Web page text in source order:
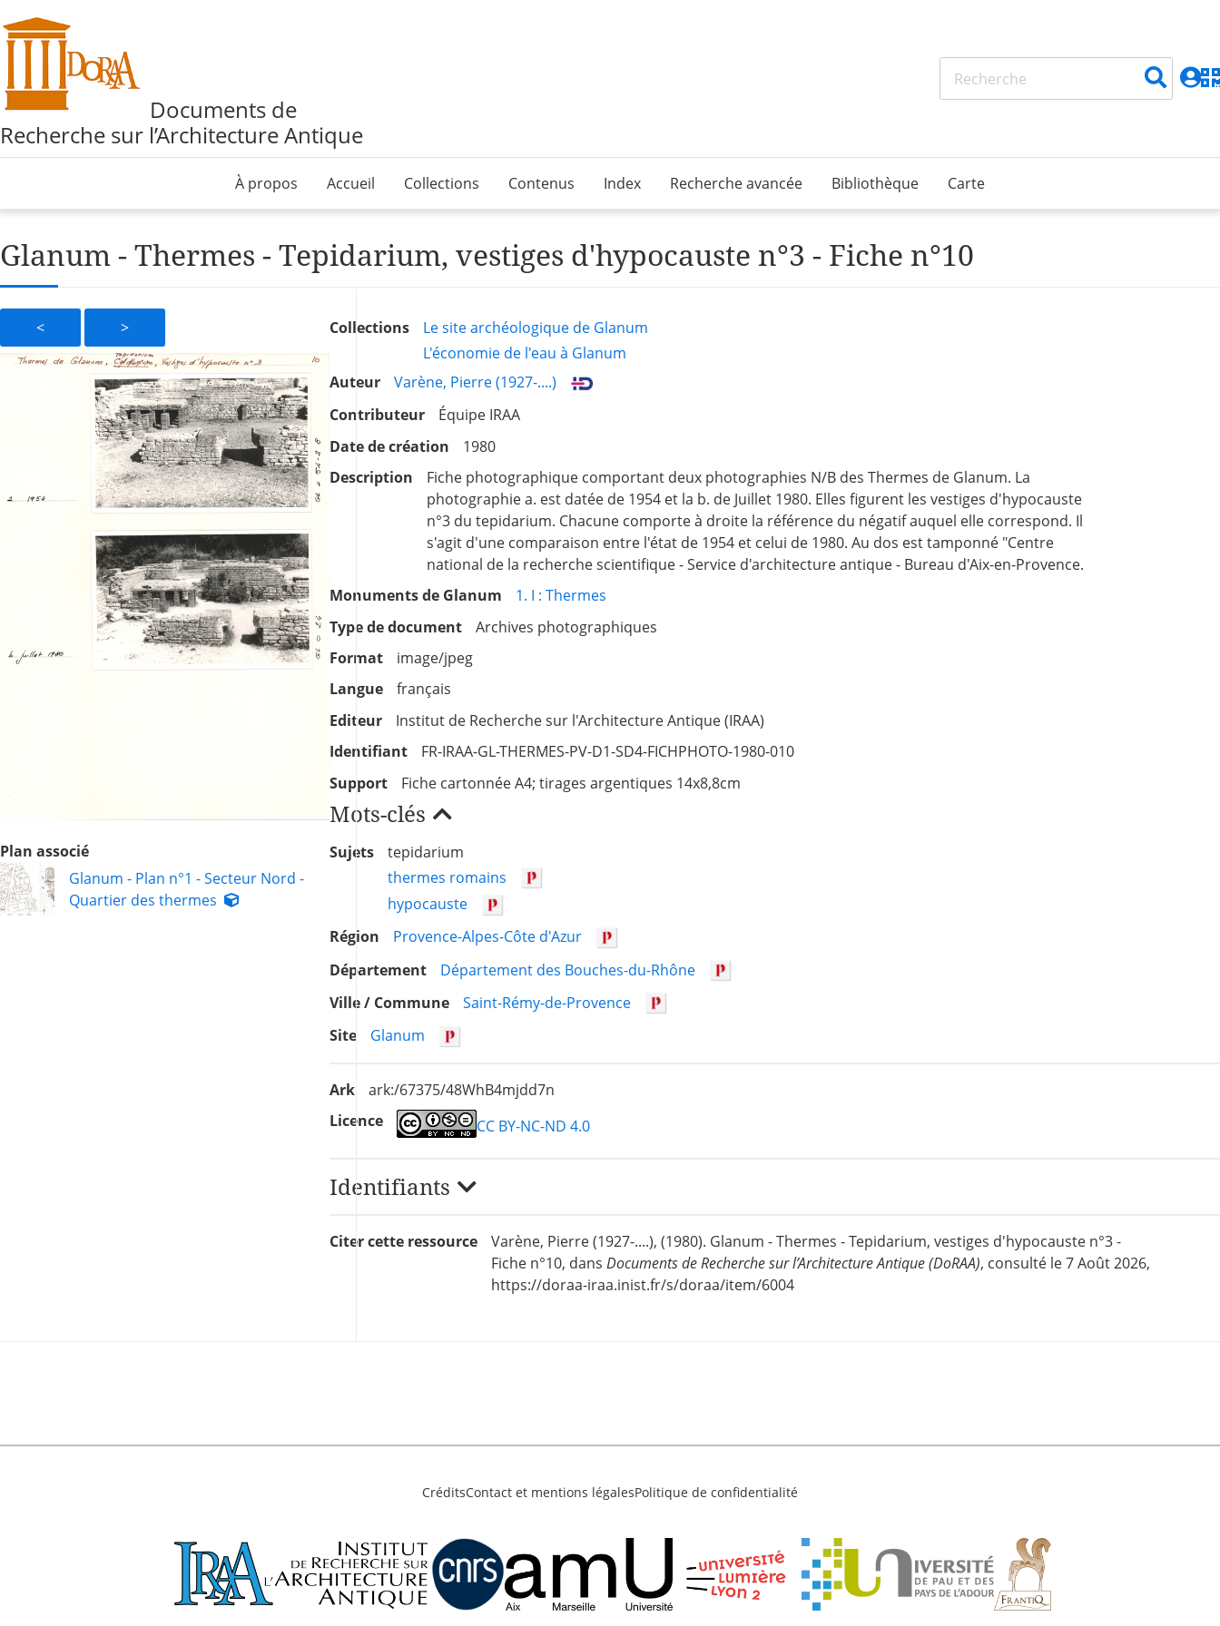
Documents de
Recherche sur l’Architecture Antique
À propos Accueil Collections Contenus Index Recherche avancée Bibliothèque Carte
Glanum - Thermes - Tepidarium, vestiges d'hypocauste n°3 - Fiche n°10
< >
Plan associé
Glanum - Plan n°1 - Secteur Nord -
Quartier des thermes
Collections
Le site archéologique de Glanum
L'économie de l'eau à Glanum
Auteur
Varène, Pierre (1927-....)
Contributeur
Équipe IRAA
Date de création
1980
Description
Fiche photographique comportant deux photographies N/B des Thermes de Glanum. La
photographie a. est datée de 1954 et la b. de Juillet 1980. Elles figurent les vestiges d'hypocauste
n°3 du tepidarium. Chacune comporte à droite la référence du négatif auquel elle correspond. Il
s'agit d'une comparaison entre l'état de 1954 et celui de 1980. Au dos est tamponné "Centre
national de la recherche scientifique - Service d'architecture antique - Bureau d'Aix-en-Provence.
Monuments de Glanum
1. I : Thermes
Type de document
Archives photographiques
Format
image/jpeg
Langue
français
Editeur
Institut de Recherche sur l'Architecture Antique (IRAA)
Identifiant
FR-IRAA-GL-THERMES-PV-D1-SD4-FICHPHOTO-1980-010
Support
Fiche cartonnée A4; tirages argentiques 14x8,8cm
Mots-clés
Sujets
tepidarium
thermes romains
hypocauste
Région
Provence-Alpes-Côte d'Azur
Département
Département des Bouches-du-Rhône
Ville / Commune
Saint-Rémy-de-Provence
Site
Glanum
Ark
ark:/67375/48WhB4mjdd7n
Licence
CC BY-NC-ND 4.0
Identifiants
Citer cette ressource
Varène, Pierre (1927-....), (1980). Glanum - Thermes - Tepidarium, vestiges d'hypocauste n°3 -
Fiche n°10, dans Documents de Recherche sur l’Architecture Antique (DoRAA), consulté le 7 Août 2026,
https://doraa-iraa.inist.fr/s/doraa/item/6004
CréditsContact et mentions légalesPolitique de confidentialité